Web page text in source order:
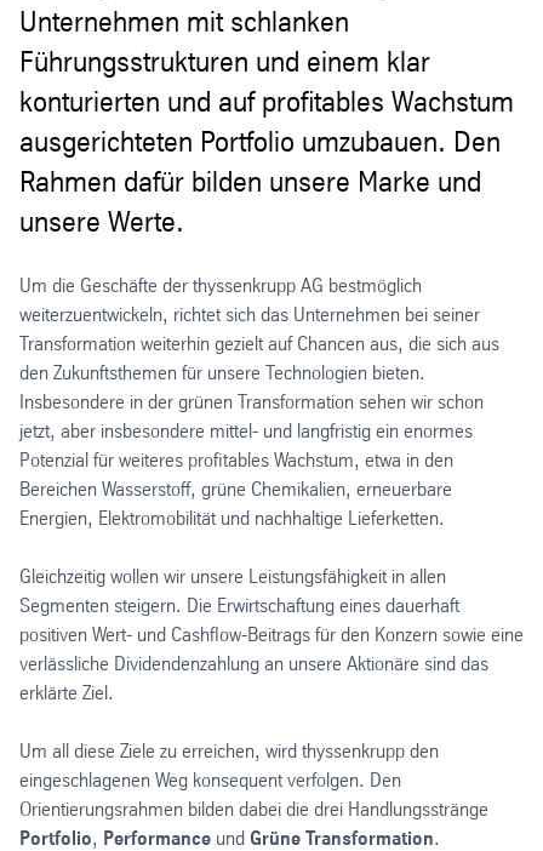
Unternehmen mit schlanken
Führungsstrukturen und einem klar
konturierten und auf profitables Wachstum
ausgerichteten Portfolio umzubauen. Den
Rahmen dafür bilden unsere Marke und
unsere Werte.
Um die Geschäfte der thyssenkrupp AG bestmöglich
weiterzuentwickeln, richtet sich das Unternehmen bei seiner
Transformation weiterhin gezielt auf Chancen aus, die sich aus
den Zukunftsthemen für unsere Technologien bieten.
Insbesondere in der grünen Transformation sehen wir schon
jetzt, aber insbesondere mittel- und langfristig ein enormes
Potenzial für weiteres profitables Wachstum, etwa in den
Bereichen Wasserstoff, grüne Chemikalien, erneuerbare
Energien, Elektromobilität und nachhaltige Lieferketten.
Gleichzeitig wollen wir unsere Leistungsfähigkeit in allen
Segmenten steigern. Die Erwirtschaftung eines dauerhaft
positiven Wert- und Cashflow-Beitrags für den Konzern sowie eine
verlässliche Dividendenzahlung an unsere Aktionäre sind das
erklärte Ziel.
Um all diese Ziele zu erreichen, wird thyssenkrupp den
eingeschlagenen Weg konsequent verfolgen. Den
Orientierungsrahmen bilden dabei die drei Handlungsstränge
Portfolio, Performance und Grüne Transformation.